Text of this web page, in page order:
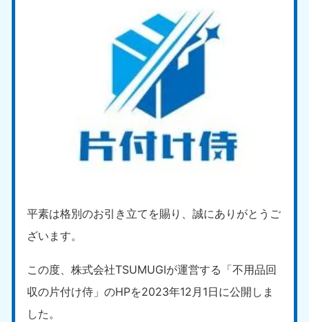
平素は格別のお引き立てを賜り、誠にありがとうご
ざいます。
この度、株式会社TSUMUGIが運営する「不用品回
収の片付け侍」のHPを2023年12月1日に公開しま
した。